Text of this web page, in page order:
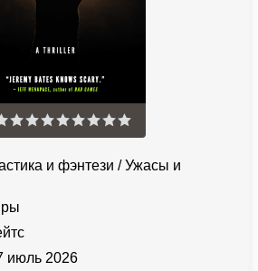
и фэнтези /Ужасы и
июль 2026